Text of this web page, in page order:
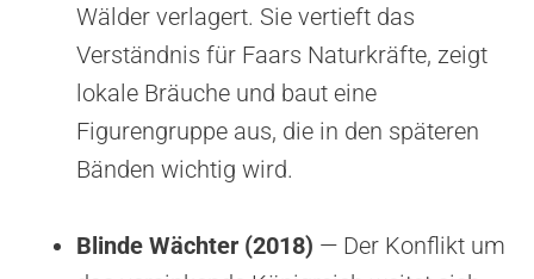
Wälder verlagert. Sie vertieft das
Verständnis für Faars Naturkräfte, zeigt
lokale Bräuche und baut eine
Figurengruppe aus, die in den späteren
Bänden wichtig wird.
Blinde Wächter (2018) — Der Konflikt um